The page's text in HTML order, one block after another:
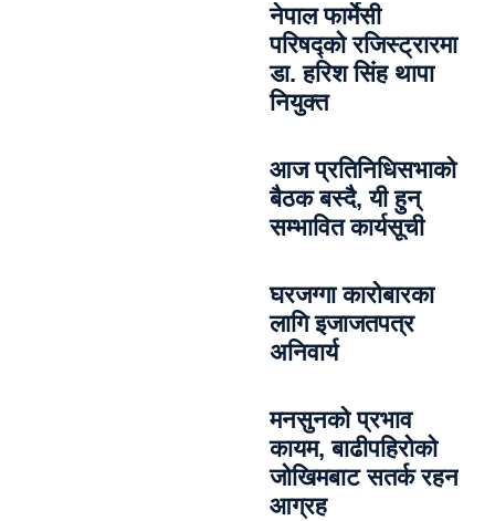
नेपाल फार्मेसी
परिषद्को रजिस्ट्रारमा
डा. हरिश सिंह थापा
नियुक्त
आज प्रतिनिधिसभाको
बैठक बस्दै, यी हुन्
सम्भावित कार्यसूची
घरजग्गा कारोबारका
लागि इजाजतपत्र
अनिवार्य
मनसुनको प्रभाव
कायम, बाढीपहिरोको
जोखिमबाट सतर्क रहन
आग्रह